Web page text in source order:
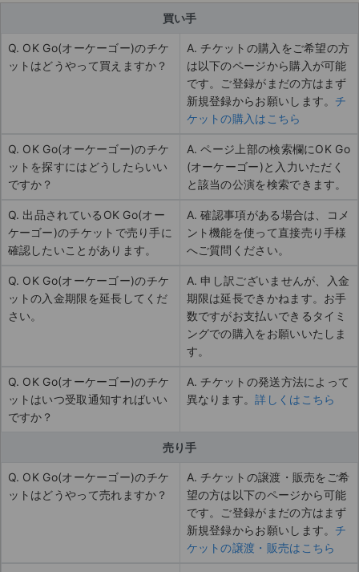
買い手
Q. OK Go(オーケーゴー)のチケ
ットはどうやって買えますか？
A. チケットの購入をご希望の方
は以下のページから購入が可能
です。ご登録がまだの方はまず
新規登録からお願いします。 チ
ケットの購入はこちら
Q. OK Go(オーケーゴー)のチケ
ットを探すにはどうしたらいい
ですか？
A. ページ上部の検索欄にOK Go
(オーケーゴー)と入力いただく
と該当の公演を検索できます。
Q. 出品されているOK Go(オー
ケーゴー)のチケットで売り手に
確認したいことがあります。
A. 確認事項がある場合は、コメ
ント機能を使って直接売り手様
へご質問ください。
Q. OK Go(オーケーゴー)のチケ
ットの入金期限を延長してくだ
さい。
A. 申し訳ございませんが、入金
期限は延長できかねます。お手
数ですがお支払いできるタイミ
ングでの購入をお願いいたしま
す。
Q. OK Go(オーケーゴー)のチケ
ットはいつ受取通知すればいい
ですか？
A. チケットの発送方法によって
異なります。詳しくはこちら
売り手
Q. OK Go(オーケーゴー)のチケ
ットはどうやって売れますか？
A. チケットの譲渡・販売をご希
望の方は以下のページから可能
です。ご登録がまだの方はまず
新規登録からお願いします。 チ
ケットの譲渡・販売はこちら